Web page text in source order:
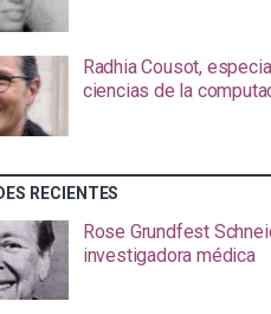
Radhia Cousot,
ciencias de la
RECIENTES
Rose Grundfest
investigadora médica